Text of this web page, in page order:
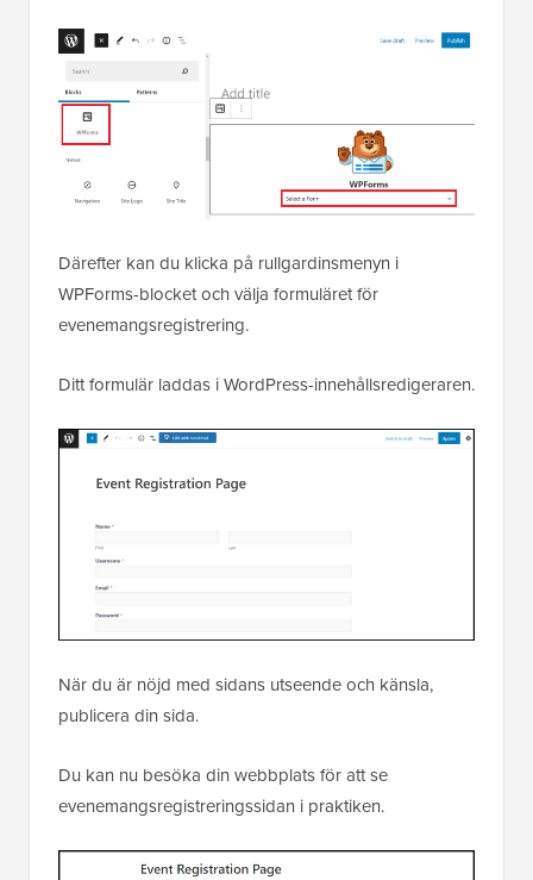
Därefter kan du klicka på rullgardinsmenyn i
WPForms-blocket och välja formuläret för
evenemangsregistrering.
Ditt formulär laddas i WordPress-innehållsredigeraren.
När du är nöjd med sidans utseende och känsla,
publicera din sida.
Du kan nu besöka din webbplats för att se
evenemangsregistreringssidan i praktiken.